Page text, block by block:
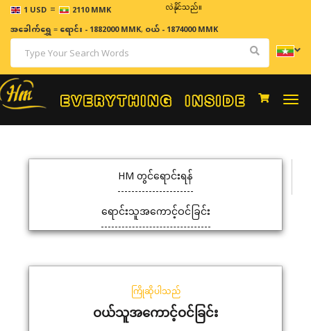
1 USD = 2110 MMK
ဈေးနှုန်းများသည် အချိန်နှင့် အမျှပြောင်းလဲနိုင်သည်။
အခေါက်ရွှေ=ရောင်း - 1882000 MMK, ဝယ် - 1874000 MMK
HM တွင်ရောင်းရန်
ရောင်းသူအကောင့်ဝင်ခြင်း
ကြိုဆိုပါသည်
ဝယ်သူအကောင့်ဝင်ခြင်း